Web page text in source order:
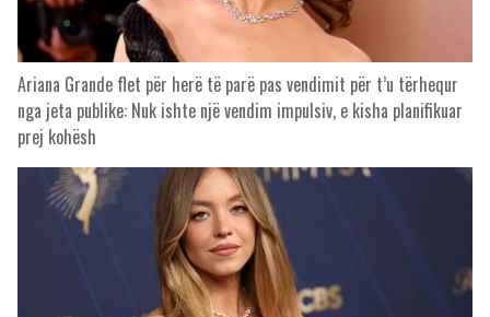
Ariana Grande flet për herë të parë pas vendimit për t’u tërhequr
nga jeta publike: Nuk ishte një vendim impulsiv, e kisha planifikuar
prej kohësh